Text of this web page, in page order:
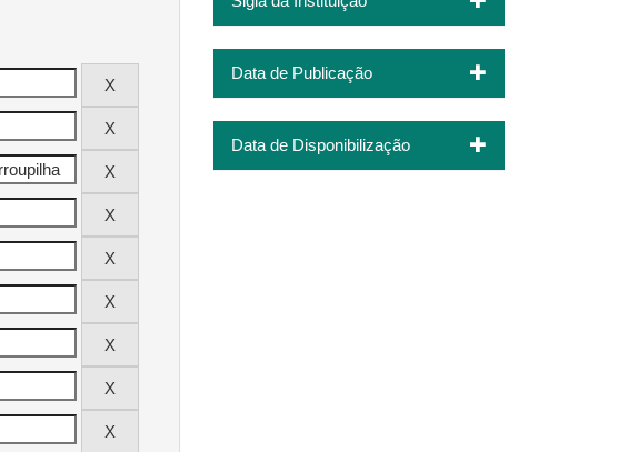
Data de Publicação
Data de Disponibilização